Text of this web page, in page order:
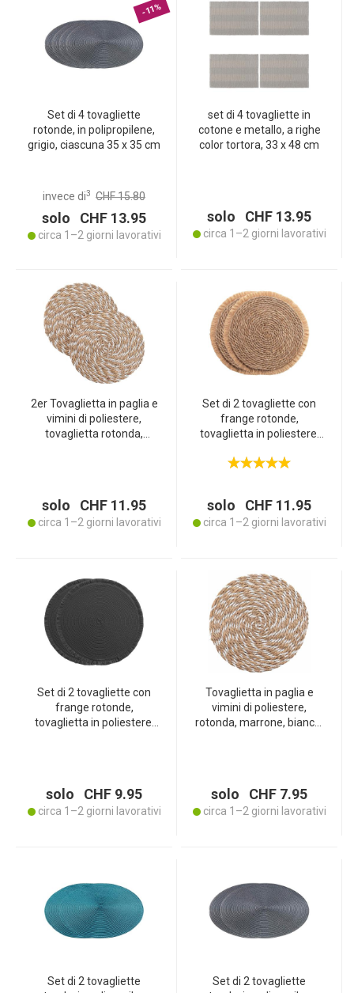
-11%
Set di 4 tovagliette
rotonde, in polipropilene,
grigio, ciascuna 35 x 35 cm
invece di3 CHF 15.80
solo CHF 13.95
circa 1–2 giorni lavorativi
set di 4 tovagliette in
cotone e metallo, a righe
color tortora, 33 x 48 cm
solo CHF 13.95
circa 1–2 giorni lavorativi
2er Tovaglietta in paglia e
vimini di poliestere,
tovaglietta rotonda,
solo CHF 11.95
circa 1–2 giorni lavorativi
Set di 2 tovagliette con
frange rotonde,
tovaglietta in poliestere,
cm
solo CHF 11.95
circa 1–2 giorni lavorativi
Set di 2 tovagliette con
frange rotonde,
tovaglietta in poliestere,
solo CHF 9.95
circa 1–2 giorni lavorativi
Tovaglietta in paglia e
vimini di poliestere,
rotonda, marrone, bianca,
solo CHF 7.95
circa 1–2 giorni lavorativi
Set di 2 tovagliette
Set di 2 tovagliette